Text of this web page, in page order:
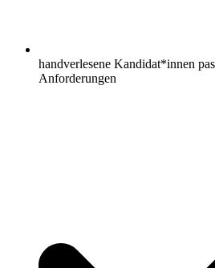
handverlesene Kandidat*innen
Anforderungen